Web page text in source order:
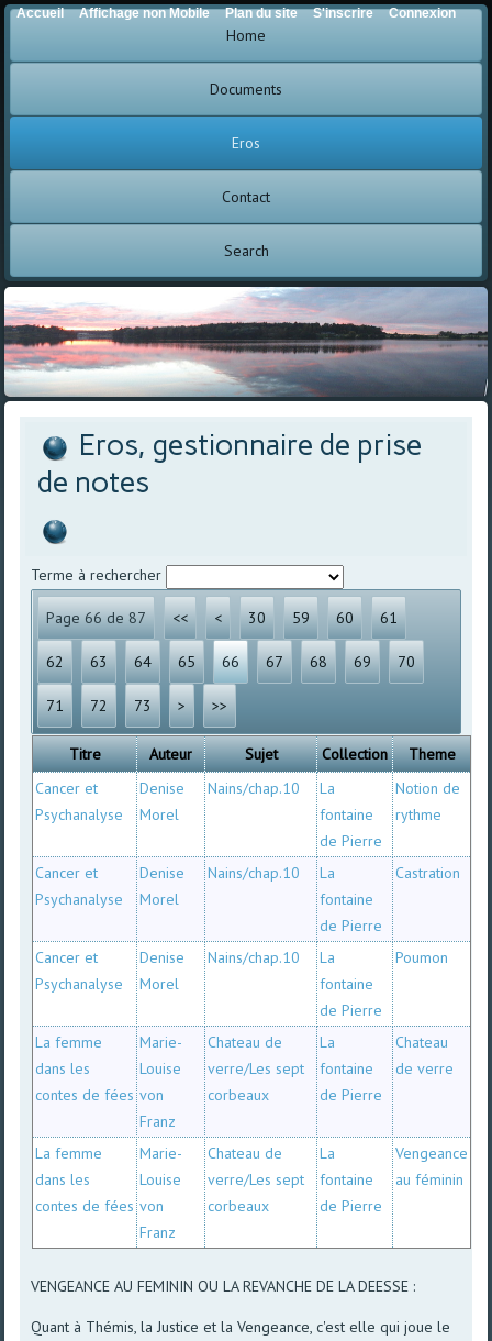
Home
Documents
Eros
Contact
Search
Eros, gestionnaire de prise
de notes
Terme à rechercher
Page 66 de 87 << < 30 59 60 61
62 63 64 65 66 67 68 69 70
71 72 73 > >>
Titre Auteur Sujet Collection
Theme
Cancer et
Psychanalyse
Denise
Morel
Nains/chap.10
La
fontaine
de Pierre
Notion de
rythme
Cancer et
Psychanalyse
Denise
Morel
Nains/chap.10
La
fontaine
de Pierre
Castration
Cancer et
Psychanalyse
Denise
Morel
Nains/chap.10
La
fontaine
de Pierre
Poumon
La femme
dans les
contes de fées
Marie-
Louise
von
Franz
Chateau de
verre/Les sept
corbeaux
La
fontaine
de Pierre
Chateau
de verre
La femme
dans les
contes de fées
Marie-
Louise
von
Franz
Chateau de
verre/Les sept
corbeaux
La
fontaine
de Pierre
Vengeance
au féminin
VENGEANCE AU FEMININ OU LA REVANCHE DE LA DEESSE :
Quant à Thémis, la Justice et la Vengeance, c'est elle qui joue le
Accueil Affichage non Mobile Plan du site S'inscrire Connexion